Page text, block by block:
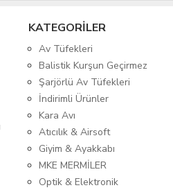
KATEGORİLER
Av Tüfekleri
Balistik Kurşun Geçirmez
Şarjörlü Av Tüfekleri
İndirimli Ürünler
Kara Avı
Atıcılık & Airsoft
Giyim & Ayakkabı
MKE MERMİLER
Optik & Elektronik